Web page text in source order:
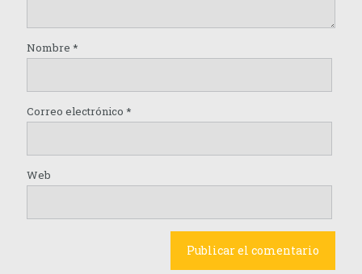
Nombre *
Correo electrónico *
Web